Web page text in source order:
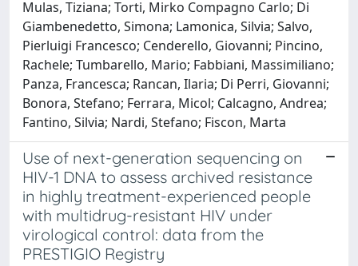
Mulas, Tiziana; Torti, Mirko Compagno Carlo; Di
Giambenedetto, Simona; Lamonica, Silvia; Salvo,
Pierluigi Francesco; Cenderello, Giovanni; Pincino,
Rachele; Tumbarello, Mario; Fabbiani, Massimiliano;
Panza, Francesca; Rancan, Ilaria; Di Perri, Giovanni;
Bonora, Stefano; Ferrara, Micol; Calcagno, Andrea;
Fantino, Silvia; Nardi, Stefano; Fiscon, Marta
Use of next-generation sequencing on
HIV-1 DNA to assess archived resistance
in highly treatment-experienced people
with multidrug-resistant HIV under
virological control: data from the
PRESTIGIO Registry